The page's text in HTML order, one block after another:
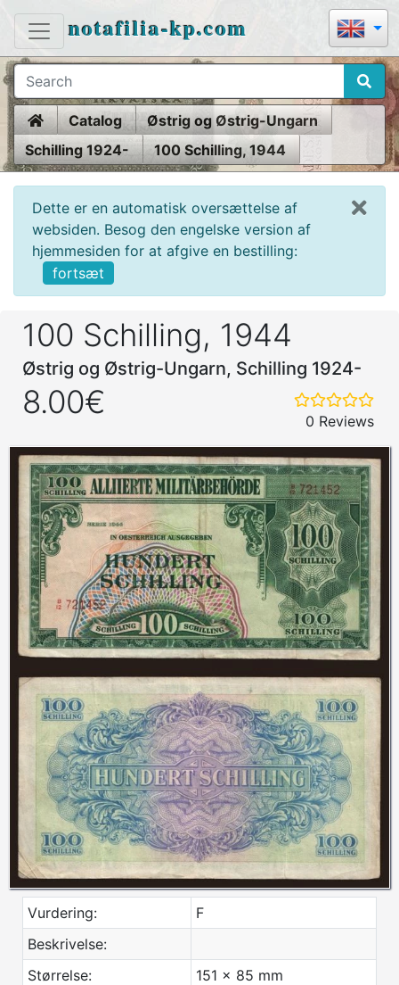
notafilia-kp.com
HomeCatalog
Østrig og Østrig-Ungarn
Schilling 1924-
100 Schilling, 1944
Dette er en automatisk oversættelse af
websiden. Besog den engelske version af
hjemmesiden for at afgive en bestilling:
fortsæt
100 Schilling, 1944
Østrig og Østrig-Ungarn, Schilling 1924-
8.00€
0 Reviews
Vurdering:
F
Beskrivelse:
Størrelse:
151 x 85 mm